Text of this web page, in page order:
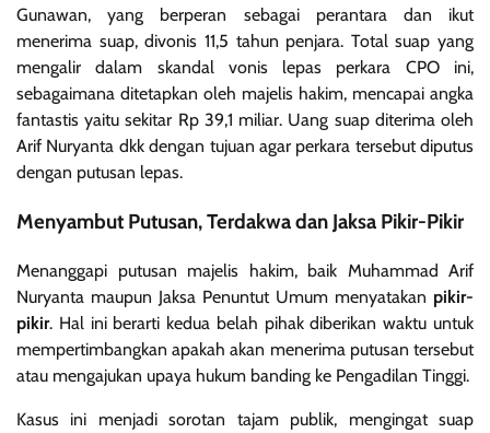
Gunawan, yang berperan sebagai perantara dan ikut
menerima suap, divonis 11,5 tahun penjara. Total suap yang
mengalir dalam skandal vonis lepas perkara CPO ini,
sebagaimana ditetapkan oleh majelis hakim, mencapai angka
fantastis yaitu sekitar Rp 39,1 miliar. Uang suap diterima oleh
Arif Nuryanta dkk dengan tujuan agar perkara tersebut diputus
dengan putusan lepas.
Menyambut Putusan, Terdakwa dan Jaksa Pikir-Pikir
Menanggapi putusan majelis hakim, baik Muhammad Arif
Nuryanta maupun Jaksa Penuntut Umum menyatakan pikir-
pikir. Hal ini berarti kedua belah pihak diberikan waktu untuk
mempertimbangkan apakah akan menerima putusan tersebut
atau mengajukan upaya hukum banding ke Pengadilan Tinggi.
Kasus ini menjadi sorotan tajam publik, mengingat suap